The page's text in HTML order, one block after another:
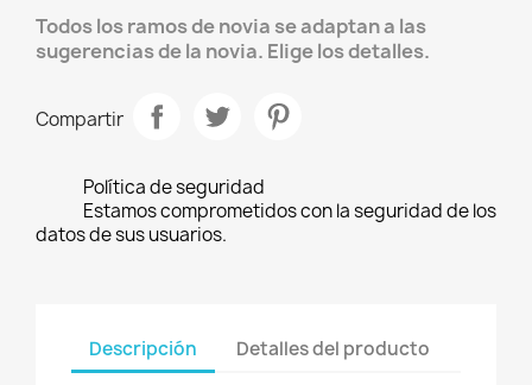
Todos los ramos de novia se adaptan a las
sugerencias de la novia. Elige los detalles.
Compartir
Política de seguridad
Estamos comprometidos con la seguridad de los
datos de sus usuarios.
Descripción Detalles del producto